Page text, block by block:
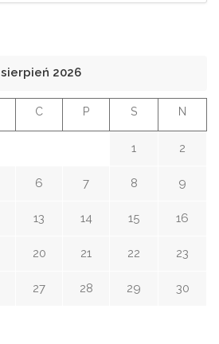
sierpień 2026
C P S N
1 2
6 7 8 9
13 14 15 16
20 21 22 23
27 28 29 30